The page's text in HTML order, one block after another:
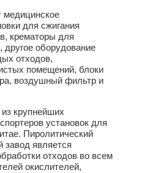
медицинское
для сжигания
крематоры для
оборудование
отходов,
помещений, блоки
воздушный фильтр и
крупнейших
установок для
Пиролитический
завод является
отходов во всем
окислителей,